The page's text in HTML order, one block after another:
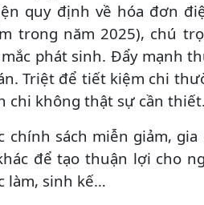
quy định về hóa đơn
trong năm 2025), chú
phát sinh. Đẩy mạnh
Triệt để tiết kiệm chi
chi không thật sự cần thiết.
chính sách miễn giảm,
để tạo thuận lợi cho
làm, sinh kế…